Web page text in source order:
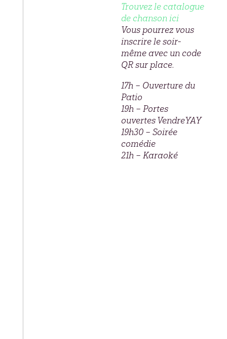
Trouvez le catalogue
de chanson ici
Vous pourrez vous
inscrire le soir-
même avec un code
QR sur place.
17h – Ouverture du
Patio
19h – Portes
ouvertes VendreYAY
19h30 – Soirée
comédie
21h – Karaoké